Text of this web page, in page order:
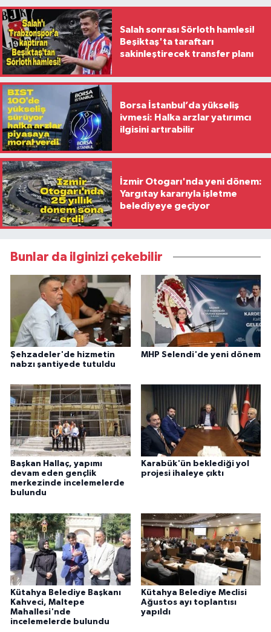
Salah sonrası Sörloth hamlesi!
Beşiktaş'ta taraftarı
sakinleştirecek transfer planı
Borsa İstanbul’da yükseliş
ivmesi: Halka arzlar yatırımcı
ilgisini artırabilir
İzmir Otogarı'nda yeni dönem:
Yargıtay kararıyla işletme
belediyeye geçiyor
Bunlar da ilginizi çekebilir
Şehzadeler'de hizmetin
nabzı şantiyede tutuldu
MHP Selendi'de yeni dönem
Başkan Hallaç, yapımı
devam eden gençlik
merkezinde incelemelerde
bulundu
Karabük'ün beklediği yol
projesi ihaleye çıktı
Kütahya Belediye Başkanı
Kahveci, Maltepe
Mahallesi'nde
incelemelerde bulundu
Kütahya Belediye Meclisi
Ağustos ayı toplantısı
yapıldı